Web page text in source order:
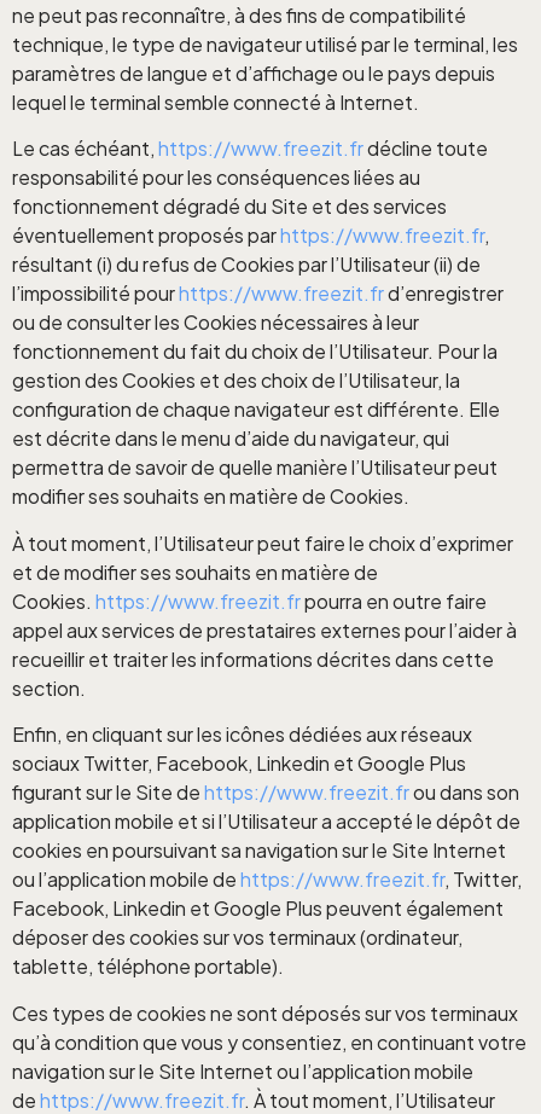
ne peut pas reconnaître, à des fins de compatibilité
technique, le type de navigateur utilisé par le terminal, les
paramètres de langue et d’affichage ou le pays depuis
lequel le terminal semble connecté à Internet.
Le cas échéant,https://www.freezit.frdécline toute
responsabilité pour les conséquences liées au
fonctionnement dégradé du Site et des services
éventuellement proposés parhttps://www.freezit.fr,
résultant (i) du refus de Cookies par l’Utilisateur (ii) de
l’impossibilité pourhttps://www.freezit.frd’enregistrer
ou de consulter les Cookies nécessaires à leur
fonctionnement du fait du choix de l’Utilisateur. Pour la
gestion des Cookies et des choix de l’Utilisateur, la
configuration de chaque navigateur est différente. Elle
est décrite dans le menu d’aide du navigateur, qui
permettra de savoir de quelle manière l’Utilisateur peut
modifier ses souhaits en matière de Cookies.
À tout moment, l’Utilisateur peut faire le choix d’exprimer
et de modifier ses souhaits en matière de
Cookies. https://www.freezit.frpourra en outre faire
appel aux services de prestataires externes pour l’aider à
recueillir et traiter les informations décrites dans cette
section.
Enfin, en cliquant sur les icônes dédiées aux réseaux
sociaux Twitter, Facebook, Linkedin et Google Plus
figurant sur le Site dehttps://www.freezit.frou dans son
application mobile et si l’Utilisateur a accepté le dépôt de
cookies en poursuivant sa navigation sur le Site Internet
ou l’application mobile dehttps://www.freezit.fr, Twitter,
Facebook, Linkedin et Google Plus peuvent également
déposer des cookies sur vos terminaux (ordinateur,
tablette, téléphone portable).
Ces types de cookies ne sont déposés sur vos terminaux
qu’à condition que vous y consentiez, en continuant votre
navigation sur le Site Internet ou l’application mobile
dehttps://www.freezit.fr. À tout moment, l’Utilisateur